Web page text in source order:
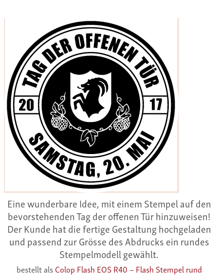
Eine wunderbare Idee, mit einem Stempel auf den
bevorstehenden Tag der offenen Tür hinzuweisen!
Der Kunde hat die fertige Gestaltung hochgeladen
und passend zur Grösse des Abdrucks ein rundes
Stempelmodell gewählt.
bestellt alsColop Flash EOS R40 – Flash Stempel rund